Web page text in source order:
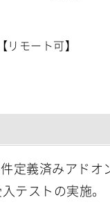
モート可】
定義済みアドオ
テストの実施。